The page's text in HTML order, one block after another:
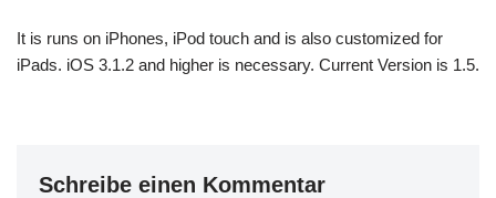
It is runs on iPhones, iPod touch and is also customized for
iPads. iOS 3.1.2 and higher is necessary. Current Version is 1.5.
Schreibe einen Kommentar